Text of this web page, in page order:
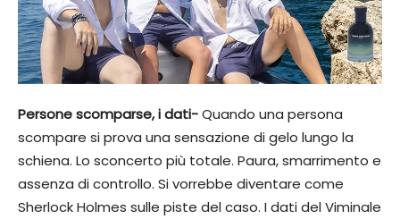
Persone scomparse, i dati-Quando una persona
scompare si prova una sensazione di gelo lungo la
schiena. Lo sconcerto più totale. Paura, smarrimento e
assenza di controllo. Si vorrebbe diventare come
Sherlock Holmes sulle piste del caso. I dati del Viminale